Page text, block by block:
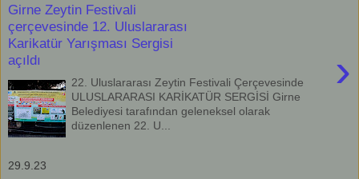
Girne Zeytin Festivali
çerçevesinde 12. Uluslararası
Karikatür Yarışması Sergisi
açıldı
›
22. Uluslararası Zeytin Festivali Çerçevesinde
ULUSLARARASI KARİKATÜR SERGİSİ Girne
Belediyesi tarafından geleneksel olarak
düzenlenen 22. U...
29.9.23